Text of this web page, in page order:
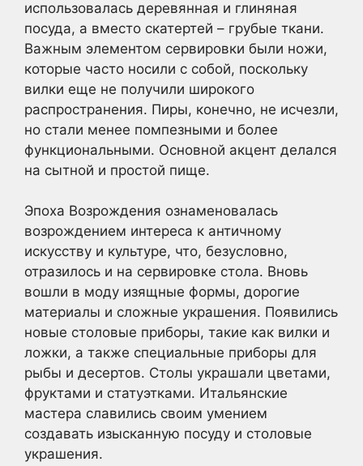
использовалась деревянная и глиняная
посуда, а вместо скатертей – грубые ткани.
Важным элементом сервировки были ножи,
которые часто носили с собой, поскольку
вилки еще не получили широкого
распространения. Пиры, конечно, не исчезли,
но стали менее помпезными и более
функциональными. Основной акцент делался
на сытной и простой пище.
Эпоха Возрождения ознаменовалась
возрождением интереса к античному
искусству и культуре, что, безусловно,
отразилось и на сервировке стола. Вновь
вошли в моду изящные формы, дорогие
материалы и сложные украшения. Появились
новые столовые приборы, такие как вилки и
ложки, а также специальные приборы для
рыбы и десертов. Столы украшали цветами,
фруктами и статуэтками. Итальянские
мастера славились своим умением
создавать изысканную посуду и столовые
украшения.